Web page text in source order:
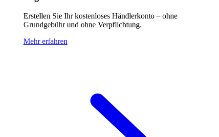
Erstellen Sie Ihr kostenloses Händlerkonto – ohne
Grundgebühr und ohne Verpflichtung.
Mehr erfahren